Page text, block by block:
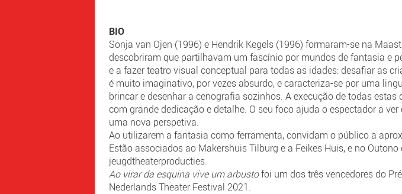
BIO
Sonja van Ojen (1996) e Hendrik Kegels (1996) formaram-se na
descobriram que partilhavam um fascínio por mundos de fantasia e
e a fazer teatro visual conceptual para todas as idades: desafiar as
é muito imaginativo, por vezes absurdo, e caracteriza-se por uma
brincar e desenhar a cenografia sozinhos. A execução de todas
com grande dedicação e detalhe. O seu foco ajuda o espectador a
uma nova perspetiva.
Ao utilizarem a fantasia como ferramenta, convidam o público a
Estão associados ao Makershuis Tilburg e a Feikes Huis, e no
jeugdtheaterproducties.
Ao virar da esquina vive um arbustofoi um dos três vencedores do
Nederlands Theater Festival 2021.